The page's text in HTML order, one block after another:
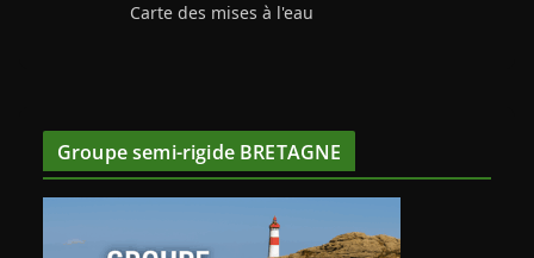
Carte des mises à l'eau
Groupe semi-rigide BRETAGNE